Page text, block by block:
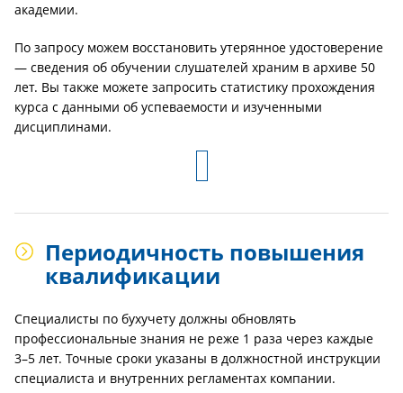
академии.
По запросу можем восстановить утерянное удостоверение
— сведения об обучении слушателей храним в архиве 50
лет. Вы также можете запросить статистику прохождения
курса с данными об успеваемости и изученными
дисциплинами.
Периодичность повышения
квалификации
Специалисты по бухучету должны обновлять
профессиональные знания не реже 1 раза через каждые
3–5 лет. Точные сроки указаны в должностной инструкции
специалиста и внутренних регламентах компании.